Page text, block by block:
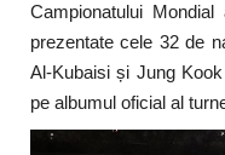
Campionatului
prezentate cele 32 de
Al-Kubaisi și Jung
pe albumul oficial al